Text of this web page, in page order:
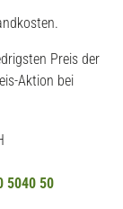
Preis der
Aktion bei
5040 50